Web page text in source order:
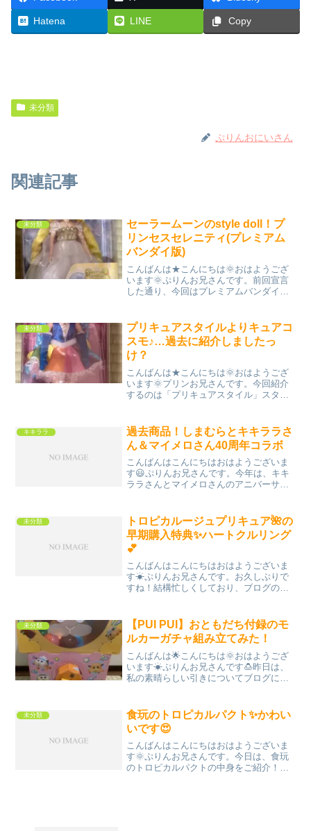
Hatena LINE Copy
未分類
ぷりんおにいさん
関連記事
未分類
セーラームーンのstyle doll！プ
リンセスセレニティ(プレミアム
バンダイ版)
こんばんは★こんにちは🌞おはようござ
います🌞ぷりんお兄さんです。前回宣言
した通り、今回はプレミアムバンダイ限
ですね。箱は、セーラームーン展限定の
物と違う作りです。こち...
未分類
プリキュアスタイルよりキュアコ
スモ♪…過去に紹介しましたっ
け？
こんばんは★こんにちは🌞おはようござ
います🌞プリンお兄さんです。今回紹介
するのは「プリキュアスタイル」スター
が、キュアコスモ押しでもあります✨ち
なみに、キュアコスモの中の...
キキララ
過去商品！しまむらとキキララさ
ん＆マイメロさん40周年コラボ
こんばんはこんにちはおはようございま
す😃ぷりんお兄さんです。今年は、キキ
ララさんとマイメロさんのアニバーサリ
で、リトルツインスターズとマイメロデ
ィのターン！キキララさん＆...
未分類
トロピカルージュプリキュア🌺の
早期購入特典✨ハートクルリング
💕
こんばんはこんにちはおはようございま
す☀ぷりんお兄さんです。お久しぶりで
すね！結構忙しくしており、ブログの更
私が絶賛箱推し中の、トロピカルージュ
プリキュアのグッズ紹介か...
未分類
【PUI PUI】おともだち付録のモ
ルカーガチャ組み立てみた！
こんばんは🌟こんにちは🌞おはようござ
います☀ぷりんお兄さんです🍮昨日は、
私の素晴らしい引きについてブログにし
この、モルカーガチャ機は、去年発売し
た、『おともだち』だっ...
未分類
食玩のトロピカルパクト✨かわい
いです😍
こんばんはこんにちはおはようございま
す🌞ぷりんお兄さんです。今日は、食玩
のトロピカルパクトの中身をご紹介！レ